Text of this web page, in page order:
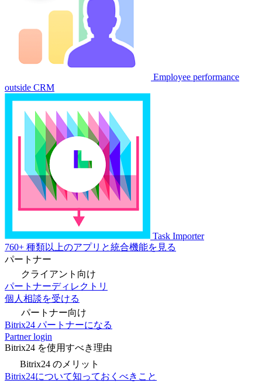
Employee performance
outside CRM
Task Importer
760+ 種類以上のアプリと統合機能を見る
パートナー
クライアント向け
パートナーディレクトリ
個人相談を受ける
パートナー向け
Bitrix24 パートナーになる
Partner login
Bitrix24 を使用すべき理由
Bitrix24 のメリット
Bitrix24について知っておくべきこと